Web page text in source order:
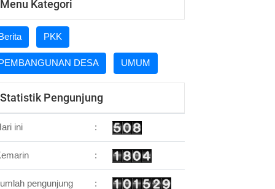
Menu Kategori
PKK
DESA UMUM
Statistik Pengunjung
ini :
:
pengunjung :